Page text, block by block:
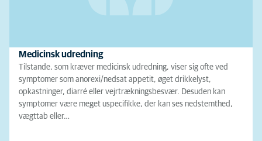
Medicinsk udredning
Tilstande, som kræver medicinsk udredning, viser sig ofte ved
symptomer som anorexi/nedsat appetit, øget drikkelyst,
opkastninger, diarré eller vejrtrækningsbesvær. Desuden kan
symptomer være meget uspecifikke, der kan ses nedstemthed,
vægttab eller…